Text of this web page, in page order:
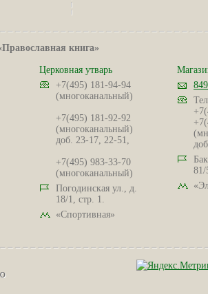
книга»
Церковная утварь
+7(495) 181-94-94
(многоканальный)
+7(495) 181-92-92
(многоканальный)
доб. 23-17, 22-51,
+7(495) 983-33-70
(многоканальный)
Погодинская ул., д.
18/1, стр. 1.
«Спортивная»
81/